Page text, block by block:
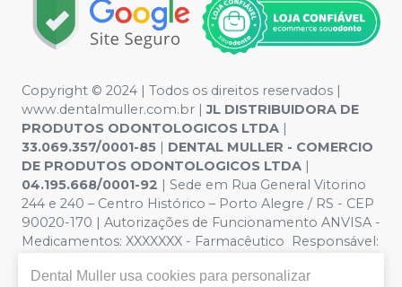
Copyright © 2024 | Todos os direitos reservados |
www.dentalmuller.com.br |JL DISTRIBUIDORA DE
PRODUTOS ODONTOLOGICOS LTDA |
33.069.357/0001-85 | DENTAL MULLER - COMERCIO
DE PRODUTOS ODONTOLOGICOS LTDA |
04.195.668/0001-92 | Sede em Rua General Vitorino
244 e 240 – Centro Histórico – Porto Alegre / RS - CEP
90020-170 | Autorizações de Funcionamento ANVISA -
Medicamentos: XXXXXXX - Farmacêutico Responsável:
Segurança - Fotos meramente ilustrativas - Os preços e
Dental Muller usa cookies para personalizar